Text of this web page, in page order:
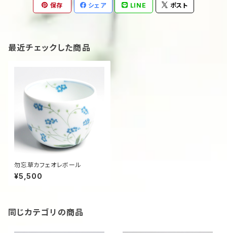
保存 シェア LINE ポスト
最近チェックした商品
勿忘草カフェオレボール
¥5,500
同じカテゴリの商品